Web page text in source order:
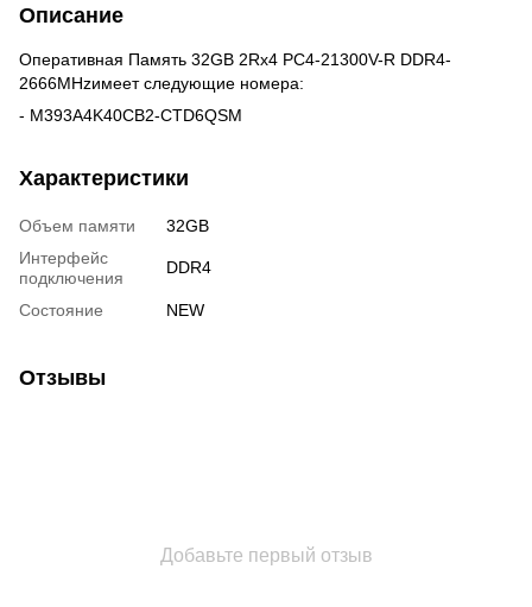
Описание
Оперативная Память 32GB 2Rx4 PC4-21300V-R DDR4-
2666MHzимеет следующие номера:
- M393A4K40CB2-CTD6QSM
Характеристики
Объем памяти
32GB
Интерфейс
подключения
DDR4
Состояние NEW
Отзывы
Добавьте первый отзыв